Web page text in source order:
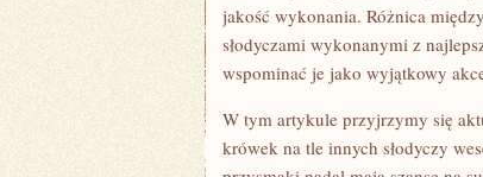
jakość wykonania. Różnica
słodyczami wykonanymi z
wspominać je jako wyjątkowy
W tym artykule przyjrzymy się
krówek na tle innych słodyczy